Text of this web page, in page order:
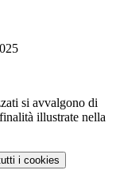
si avvalgono di
illustrate nella
i cookies